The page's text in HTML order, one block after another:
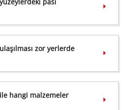
zor yerlerde
hangi malzemeler